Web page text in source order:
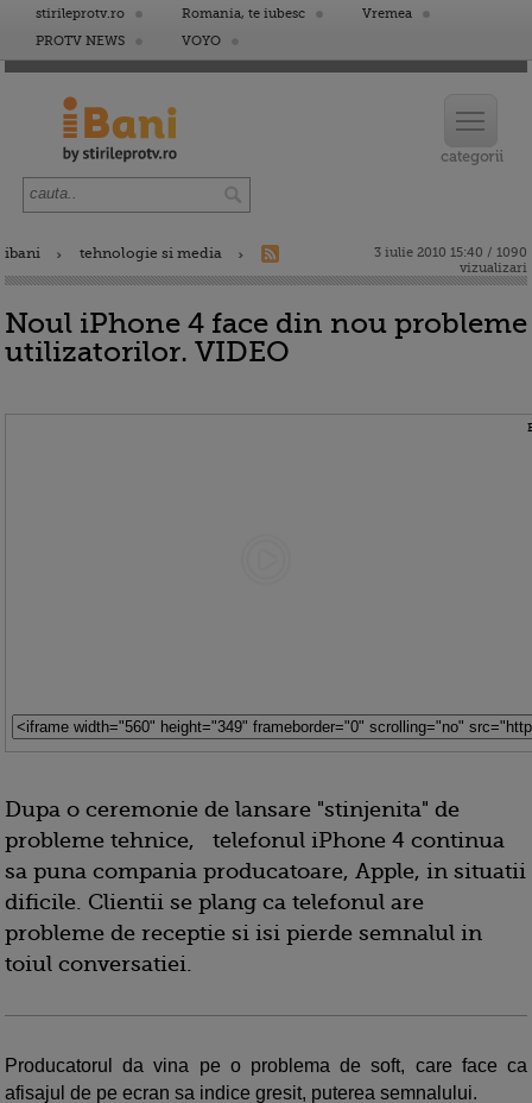
stirileprotv.ro Romania, te iubesc
Vremea
PROTV NEWS
VOYO
ibani tehnologie si media
3 iulie 2010 15:40 / 1090
vizualizari
Noul iPhone 4 face din nou probleme
utilizatorilor. VIDEO
Dupa o ceremonie de lansare "stinjenita" de
probleme tehnice, telefonul iPhone 4 continua
sa puna compania producatoare, Apple, in situatii
dificile. Clientii se plang ca telefonul are
probleme de receptie si isi pierde semnalul in
toiul conversatiei.
Producatorul da vina pe o problema de soft, care face ca
afisajul de pe ecran sa indice gresit, puterea semnalului.